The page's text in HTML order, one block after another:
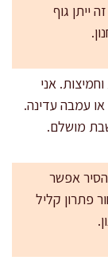
ייתן גוף
אני
עמבה עדינה.
מושלם.
אפשר
פתרון קליל